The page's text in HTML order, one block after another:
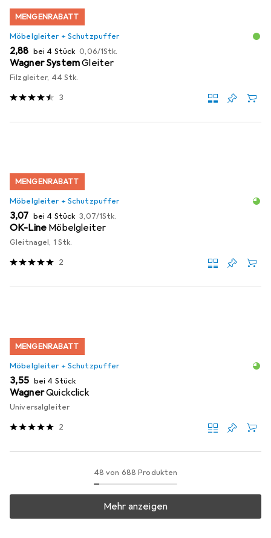
MENGENRABATT
Möbelgleiter + Schutzpuffer
EUR
2,88 bei 4 Stück EUR
0,06/1Stk.
Wagner SystemGleiter
Filzgleiter, 44 Stk.
3
MENGENRABATT
Möbelgleiter + Schutzpuffer
EUR
3,07 bei 4 Stück EUR
3,07/1Stk.
OK-Line Möbelgleiter
Gleitnagel, 1 Stk.
2
MENGENRABATT
Möbelgleiter + Schutzpuffer
EUR
3,55 bei 4 Stück
WagnerQuickclick
Universalgleiter
2
48 von 688 Produkten
Mehr anzeigen